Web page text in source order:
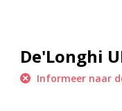
De'Longhi
Informeer naar